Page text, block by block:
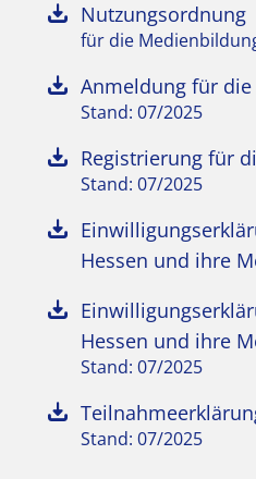
Nutzungsordnung
für die
Anmeldung für
Stand: 07/2025
Registrierung für
Stand: 07/2025
Hessen und ihre
Hessen und ihre
Stand: 07/2025
Stand: 07/2025